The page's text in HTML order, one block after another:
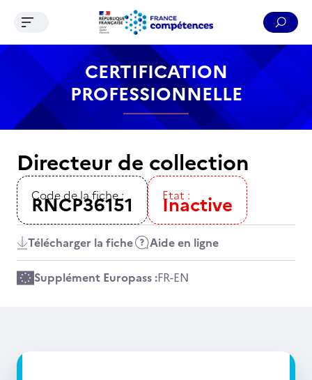
Contenu Recherche Menu Pied de page
Ouvrir le menu de navigation
CERTIFICATION
PROFESSIONNELLE
Directeur de collection
Code de la fiche :
RNCP36151 Etat :
Inactive
Télécharger la fiche Aide en ligne
Supplément Europass :FR-EN